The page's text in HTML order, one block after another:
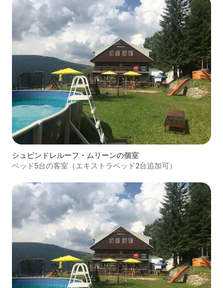
シュピンドレルーフ・ムリーンの個室
ベッド5台の客室（エキストラベッド2台追加可）